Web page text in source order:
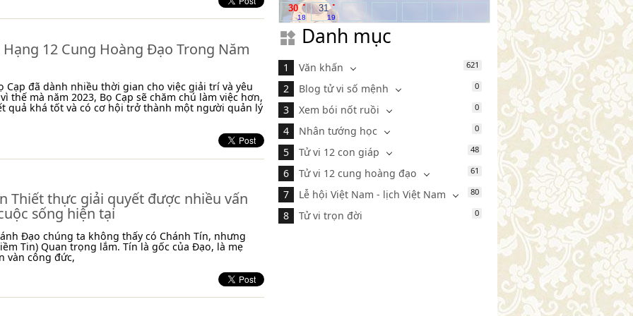
Hạng 12 Cung Hoàng Đạo Trong Năm
Cạp đã dành nhiều thời gian cho việc giải trí và yêu
thế mà năm 2023, Bọ Cạp sẽ chăm chú làm việc hơn,
quả khá tốt và có cơ hội trở thành một người quản lý
Thiết thực giải quyết được nhiều vấn
sống hiện tại
Đạo chúng ta không thấy có Chánh Tín, nhưng
Tin) Quan trọng lắm. Tín là gốc của Đạo, là mẹ
vàn công đức,
30
18
31
19
Danh mục
Văn khấn 621
Blog tử vi số mệnh 0
Xem bói nốt ruồi 0
Nhân tướng học 0
Tử vi 12 con giáp 48
Tử vi 12 cung hoàng đạo 61
Lễ hội Việt Nam - lịch Việt Nam 80
Tử vi trọn đời 0